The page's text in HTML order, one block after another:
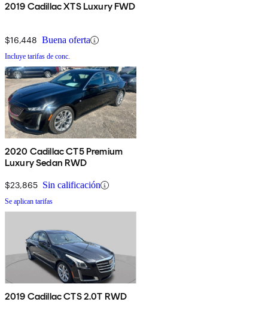
2019 Cadillac XTS Luxury FWD
$16,448 Buena oferta
Incluye tarifas de conc.
2020 Cadillac CT5 Premium
Luxury Sedan RWD
$23,865 Sin calificación
Se aplican tarifas
2019 Cadillac CTS 2.0T RWD